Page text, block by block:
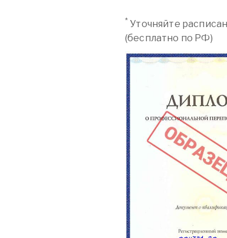
* Уточняйте
(бесплатно по РФ)